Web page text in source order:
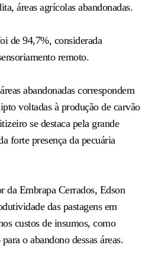
áreas agrícolas abandonadas.
de 94,7%, considerada
remoto.
abandonadas correspondem
voltadas à produção de carvão
se destaca pela grande
forte presença da pecuária
da Embrapa Cerrados, Edson
das pastagens em
custos de insumos, como
o abandono dessas áreas.